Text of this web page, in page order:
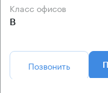
Класс офисов
B
Позвонить